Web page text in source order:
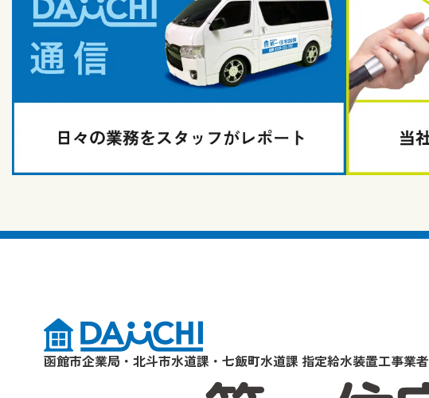
函館市企業局・北斗市水道課・七飯町水道課 指定給水装置工事業者